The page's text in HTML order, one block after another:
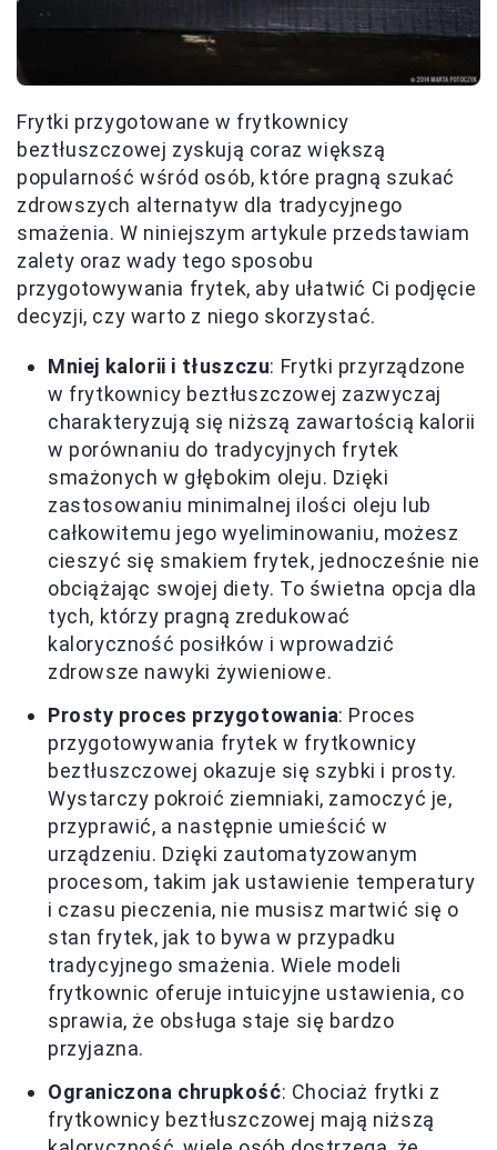
Frytki przygotowane w frytkownicy
beztłuszczowej zyskują coraz większą
popularność wśród osób, które pragną szukać
zdrowszych alternatyw dla tradycyjnego
smażenia. W niniejszym artykule przedstawiam
zalety oraz wady tego sposobu
przygotowywania frytek, aby ułatwić Ci podjęcie
decyzji, czy warto z niego skorzystać.
Mniej kalorii i tłuszczu: Frytki przyrządzone
w frytkownicy beztłuszczowej zazwyczaj
charakteryzują się niższą zawartością kalorii
w porównaniu do tradycyjnych frytek
smażonych w głębokim oleju. Dzięki
zastosowaniu minimalnej ilości oleju lub
całkowitemu jego wyeliminowaniu, możesz
cieszyć się smakiem frytek, jednocześnie nie
obciążając swojej diety. To świetna opcja dla
tych, którzy pragną zredukować
kaloryczność posiłków i wprowadzić
zdrowsze nawyki żywieniowe.
Prosty proces przygotowania: Proces
przygotowywania frytek w frytkownicy
beztłuszczowej okazuje się szybki i prosty.
Wystarczy pokroić ziemniaki, zamoczyć je,
przyprawić, a następnie umieścić w
urządzeniu. Dzięki zautomatyzowanym
procesom, takim jak ustawienie temperatury
i czasu pieczenia, nie musisz martwić się o
stan frytek, jak to bywa w przypadku
tradycyjnego smażenia. Wiele modeli
frytkownic oferuje intuicyjne ustawienia, co
sprawia, że obsługa staje się bardzo
przyjazna.
Ograniczona chrupkość: Chociaż frytki z
frytkownicy beztłuszczowej mają niższą